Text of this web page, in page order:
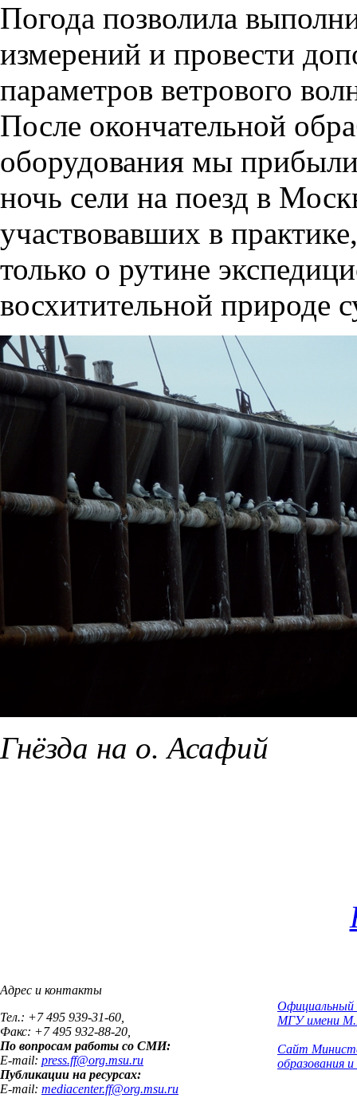
Погода позволила
измерений и провести
параметров ветрового
После окончательной
оборудования мы
ночь сели на поезд в
участвовавших в
только о рутине
восхитительной природе
Гнёзда на о. Асафий
Адрес и контакты
Тел.: +7 495 939-31-60,
Факс: +7 495 932-88-20,
По вопросам работы со СМИ:
E-mail: press.ff@org.msu.ru
Публикации на ресурсах:
E-mail: mediacenter.ff@org.msu.ru
Официальный
МГУ имени
Сайт
образования